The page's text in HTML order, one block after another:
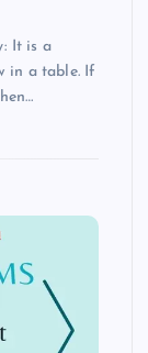
It is a
in a table. If